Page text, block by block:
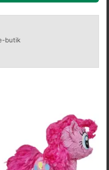
butik